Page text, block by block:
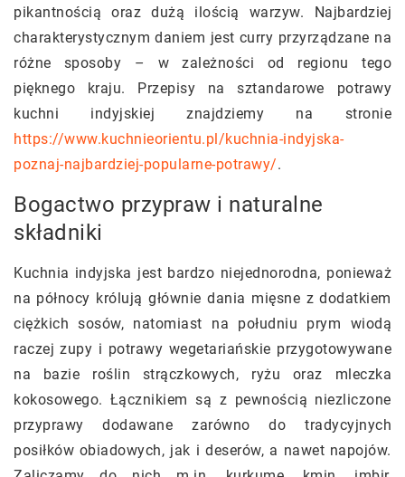
pikantnością oraz dużą ilością warzyw. Najbardziej
charakterystycznym daniem jest curry przyrządzane na
różne sposoby – w zależności od regionu tego
pięknego kraju. Przepisy na sztandarowe potrawy
kuchni indyjskiej znajdziemy na stronie
https://www.kuchnieorientu.pl/kuchnia-indyjska-
poznaj-najbardziej-popularne-potrawy/.
Bogactwo przypraw i naturalne
składniki
Kuchnia indyjska jest bardzo niejednorodna, ponieważ
na północy królują głównie dania mięsne z dodatkiem
ciężkich sosów, natomiast na południu prym wiodą
raczej zupy i potrawy wegetariańskie przygotowywane
na bazie roślin strączkowych, ryżu oraz mleczka
kokosowego. Łącznikiem są z pewnością niezliczone
przyprawy dodawane zarówno do tradycyjnych
posiłków obiadowych, jak i deserów, a nawet napojów.